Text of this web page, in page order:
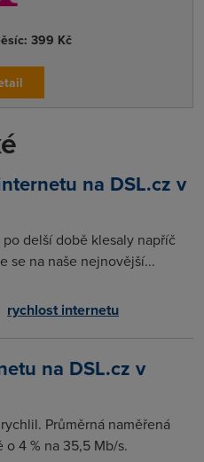
399 Kč
na DSL.cz v
delší době klesaly napříč
se na naše nejnovější...
rychlost internetu
na DSL.cz v
Průměrná naměřená
4 % na 35,5 Mb/s.